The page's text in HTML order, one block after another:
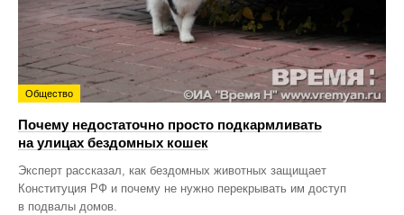
Общество
Почему недостаточно просто подкармливать
на улицах бездомных кошек
Эксперт рассказал, как бездомных животных защищает
Конституция РФ и почему не нужно перекрывать им доступ
в подвалы домов.